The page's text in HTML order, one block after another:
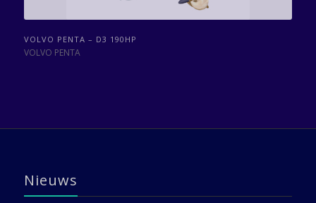
VOLVO PENTA – D3 190HP
VOLVO PENTA
Nieuws